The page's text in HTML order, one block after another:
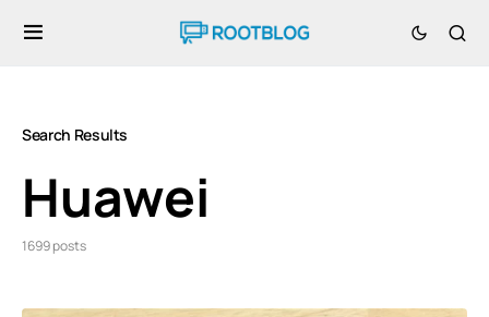
Search Results
Huawei
1699 posts